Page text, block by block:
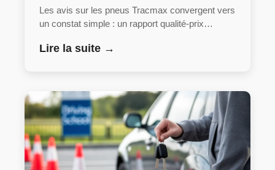
Les avis sur les pneus Tracmax convergent vers
un constat simple : un rapport qualité-prix…
Lire la suite →